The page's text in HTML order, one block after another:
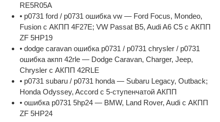
RE5R05A
• p0731 ford / p0731 ошибка vw — Ford Focus, Mondeo,
Fusion с АКПП 4F27E; VW Passat B5, Audi A6 C5 с АКПП
ZF 5HP19
• dodge caravan ошибка p0731 / p0731 chrysler / p0731
ошибка акпп 42rle — Dodge Caravan, Charger, Jeep,
Chrysler с АКПП 42RLE
• p0731 subaru / p0731 honda — Subaru Legacy, Outback;
Honda Odyssey, Accord с 5-ступенчатой АКПП
• ошибка p0731 5hp24 — BMW, Land Rover, Audi с АКПП
ZF 5HP24